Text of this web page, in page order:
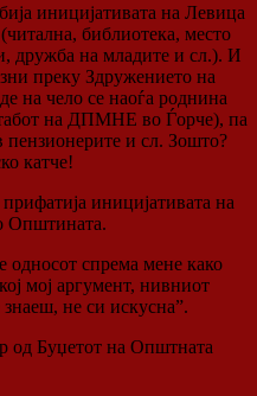
иницијативата на Левица
библиотека, место
дружба на младите и сл.). И
преку Здружението на
на чело се наоѓа роднина
на ДПМНЕ во Ѓорче), па
и сл. Зошто?
катче!
иницијативата на
Општината.
спрема мене како
мој аргумент, нивниот
не си искусна”.
од Буџетот на Општната